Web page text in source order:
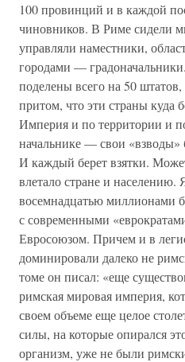
100 провинций и в каждой
чиновников. В Риме сидели
управляли наместники,
городами —
поделены всего на 50
притом, что эти страны куда
Империя и по территории и
начальнике — свои «взводы»
И каждый берет взятки.
влетало стране и населению.
восемнадцатью миллионами
с современными
Евросоюзом. Причем и в
доминировали далеко не
томе он писал: «еще
римская мировая империя,
своем объеме еще целое
силы, на которые опирался
организм, уже не были